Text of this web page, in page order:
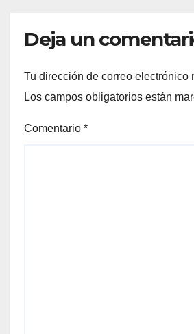
Deja un
Tu dirección de correo electrónico
Los campos obligatorios están
Comentario *